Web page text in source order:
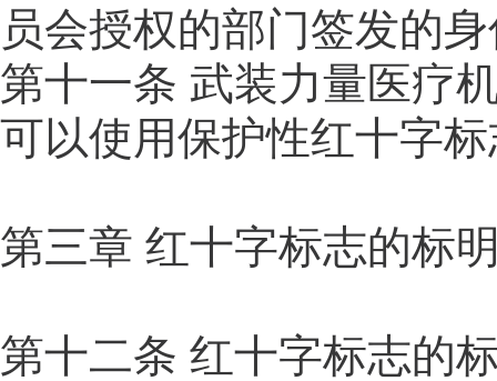
员会授权的部门签发的
第十一条 武装力量医疗
可以使用保护性红十字
第三章 红十字标志的标
第十二条 红十字标志的